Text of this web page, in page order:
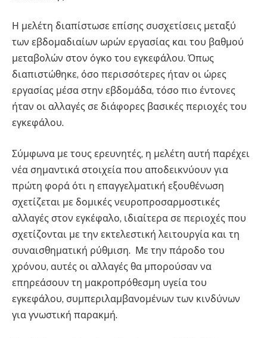
Η μελέτη διαπίστωσε επίσης συσχετίσεις μεταξύ
των εβδομαδιαίων ωρών εργασίας και του βαθμού
μεταβολών στον όγκο του εγκεφάλου. Όπως
διαπιστώθηκε, όσο περισσότερες ήταν οι ώρες
εργασίας μέσα στην εβδομάδα, τόσο πιο έντονες
ήταν οι αλλαγές σε διάφορες βασικές περιοχές του
εγκεφάλου.
Σύμφωνα με τους ερευνητές, η μελέτη αυτή παρέχει
νέα σημαντικά στοιχεία που αποδεικνύουν για
πρώτη φορά ότι η επαγγελματική εξουθένωση
σχετίζεται με δομικές νευροπροσαρμοστικές
αλλαγές στον εγκέφαλο, ιδιαίτερα σε περιοχές που
σχετίζονται με την εκτελεστική λειτουργία και τη
συναισθηματική ρύθμιση. Με την πάροδο του
χρόνου, αυτές οι αλλαγές θα μπορούσαν να
επηρεάσουν τη μακροπρόθεσμη υγεία του
εγκεφάλου, συμπεριλαμβανομένων των κινδύνων
για γνωστική παρακμή.